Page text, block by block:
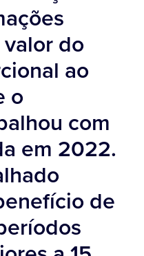
valor do
ao
o
com
em 2022.
de